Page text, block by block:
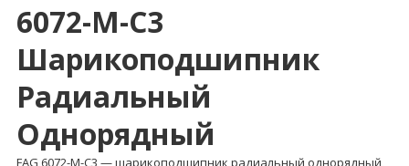
6072-M-C3
Шарикоподшипник
Радиальный
Однорядный
FAG 6072-M-C3 — шарикоподшипник радиальный однорядный,